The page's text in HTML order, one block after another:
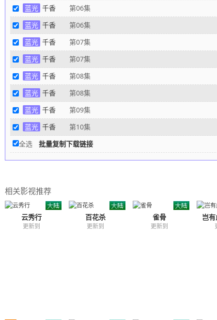
蓝光 千香 第06集
蓝光 千香 第06集
蓝光 千香 第07集
蓝光 千香 第07集
蓝光 千香 第08集
蓝光 千香 第08集
蓝光 千香 第09集
蓝光 千香 第10集
全选
批量复制下载链接
相关影视推荐
云秀行
更新到
百花杀
更新到
雀骨
更新到
岂